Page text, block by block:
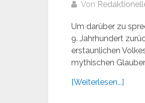
Von
Um darüber zu
9. Jahrhundert
erstaunlichen
mythischen
[Weiterlesen...]